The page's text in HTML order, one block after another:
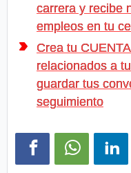
carrera y recibe
empleos en tu
Crea tu
relacionados a
guardar tus
seguimiento